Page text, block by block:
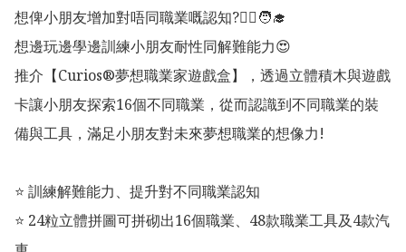
想俾小朋友增加對唔同職業嘅認知?👩‍⚕️🧑‍🎓
想邊玩邊學邊訓練小朋友耐性同解難能力😍
推介【Curios®️夢想職業家遊戲盒】，透過立體積木與遊戲
卡讓小朋友探索16個不同職業，從而認識到不同職業的裝
備與工具，滿足小朋友對未來夢想職業的想像力!
⭐ 訓練解難能力、提升對不同職業認知
⭐️ 24粒立體拼圖可拼砌出16個職業、48款職業工具及4款汽